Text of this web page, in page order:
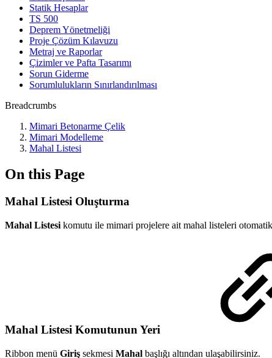
Statik Hesaplar
TS 500
Deprem Yönetmeliği
Proje Çözüm Kılavuzu
Metraj ve Raporlar
Çizimler ve Pafta Tasarımı
Sorun Giderme
Sorumlulukların Sınırlandırılması
Breadcrumbs
Mimari Betonarme Çelik
Mimari Modelleme
Mahal Listesi
On this Page
Mahal Listesi Oluşturma
Mahal Listesi komutu ile mimari projelere ait mahal listeleri
Mahal Listesi Komutunun Yeri
Ribbon menü Giriş sekmesi Mahal başlığı altından ulaşabilirsiniz.